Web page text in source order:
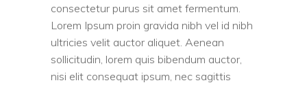
consectetur purus sit amet fermentum.
Lorem Ipsum proin gravida nibh vel id nibh
ultricies velit auctor aliquet. Aenean
sollicitudin, lorem quis bibendum auctor,
nisi elit consequat ipsum, nec sagittis